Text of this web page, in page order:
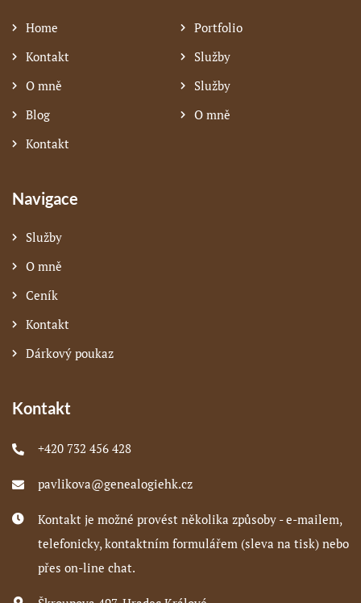
Home
Portfolio
Kontakt
Služby
O mně
Služby
Blog
O mně
Kontakt
Navigace
Služby
O mně
Ceník
Kontakt
Dárkový poukaz
Kontakt
+420 732 456 428
pavlikova@genealogiehk.cz
Kontakt je možné provést několika způsoby - e-mailem,
telefonicky, kontaktním formulářem (sleva na tisk) nebo
přes on-line chat.